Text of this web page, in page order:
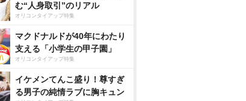
む“人身取引”のリアル
オリコンタイアップ特集
マクドナルドが40年にわたり
支える「小学生の甲子園」
オリコンタイアップ特集
イケメンてんこ盛り！尊すぎ
る男子の純情ラブに胸キュン